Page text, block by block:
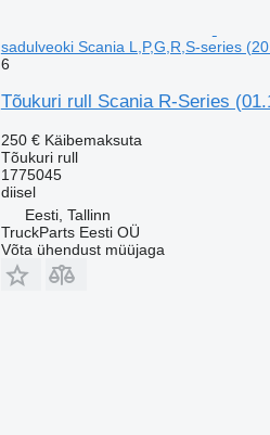
sadulveoki Scania L,P,G,R,S-series
6
Tõukuri rull Scania R-Series
250 € Käibemaksuta
Tõukuri rull
1775045
diisel
Eesti, Tallinn
TruckParts Eesti OÜ
Võta ühendust müüjaga